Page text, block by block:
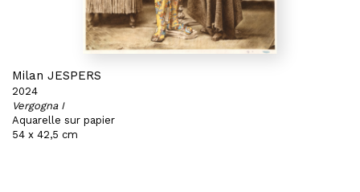
Milan JESPERS
2024
Vergogna I
Aquarelle sur papier
54 x 42,5 cm